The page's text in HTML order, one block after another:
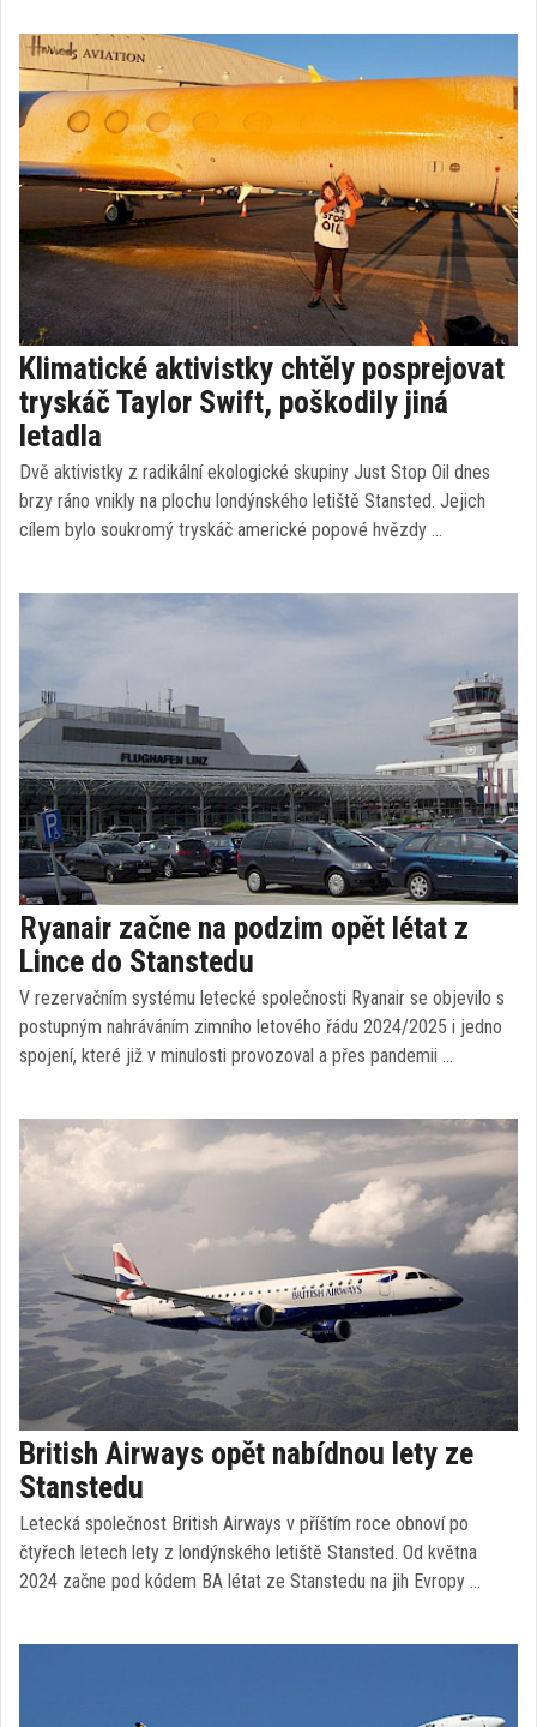
Klimatické aktivistky chtěly posprejovat
tryskáč Taylor Swift, poškodily jiná
letadla
Dvě aktivistky z radikální ekologické skupiny Just Stop Oil dnes
brzy ráno vnikly na plochu londýnského letiště Stansted. Jejich
cílem bylo soukromý tryskáč americké popové hvězdy …
Ryanair začne na podzim opět létat z
Lince do Stanstedu
V rezervačním systému letecké společnosti Ryanair se objevilo s
postupným nahráváním zimního letového řádu 2024/2025 i jedno
spojení, které již v minulosti provozoval a přes pandemii …
British Airways opět nabídnou lety ze
Stanstedu
Letecká společnost British Airways v příštím roce obnoví po
čtyřech letech lety z londýnského letiště Stansted. Od května
2024 začne pod kódem BA létat ze Stanstedu na jih Evropy …